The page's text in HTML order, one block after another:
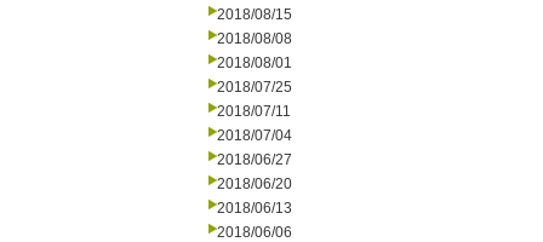
2018/08/15
2018/08/08
2018/08/01
2018/07/25
2018/07/11
2018/07/04
2018/06/27
2018/06/20
2018/06/13
2018/06/06